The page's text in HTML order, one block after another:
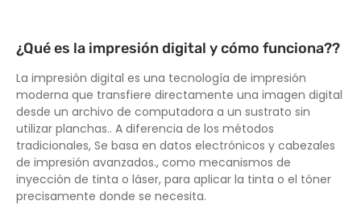
¿Qué es la impresión digital y cómo funciona??
La impresión digital es una tecnología de impresión
moderna que transfiere directamente una imagen digital
desde un archivo de computadora a un sustrato sin
utilizar planchas.. A diferencia de los métodos
tradicionales, Se basa en datos electrónicos y cabezales
de impresión avanzados., como mecanismos de
inyección de tinta o láser, para aplicar la tinta o el tóner
precisamente donde se necesita.